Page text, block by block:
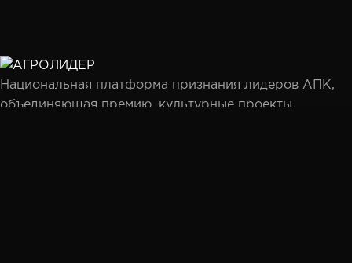
Национальная платформа признания лидеров АПК,
объединяющая премию, культурные проекты,